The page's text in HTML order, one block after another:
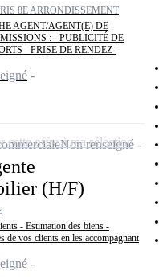
8E ARRONDISSEMENT
AGENT/AGENT(E) DE
: - PUBLICITÉ DE
- PRISE DE RENDEZ-
(H/F)
- Estimation des biens -
vos clients en les accompagnant
Non renseigné
cette offre à ma sélection